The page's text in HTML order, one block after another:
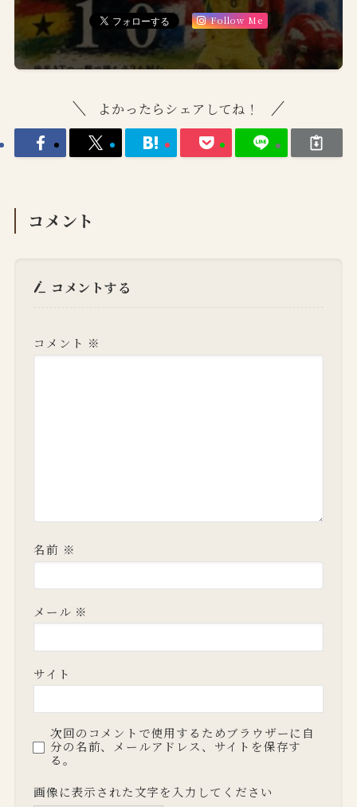
Follow Me
よかったらシェアしてね！
コメント
コメントする
コメント ※
名前 ※
メール ※
サイト
次回のコメントで使用するためブラウザーに自
分の名前、メールアドレス、サイトを保存す
る。
画像に表示された文字を入力してください